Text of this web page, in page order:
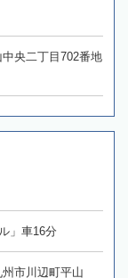
央二丁目702番地
」車16分
市川辺町平山